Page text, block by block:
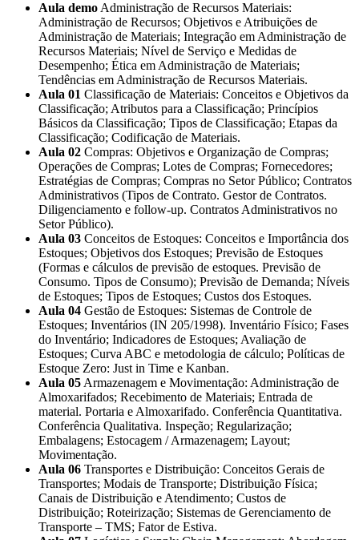
Aula demo Administração de Recursos Materiais:
Administração de Recursos; Objetivos e Atribuições de
Administração de Materiais; Integração em Administração de
Recursos Materiais; Nível de Serviço e Medidas de
Desempenho; Ética em Administração de Materiais;
Tendências em Administração de Recursos Materiais.
Aula 01 Classificação de Materiais: Conceitos e Objetivos da
Classificação; Atributos para a Classificação; Princípios
Básicos da Classificação; Tipos de Classificação; Etapas da
Classificação; Codificação de Materiais.
Aula 02 Compras: Objetivos e Organização de Compras;
Operações de Compras; Lotes de Compras; Fornecedores;
Estratégias de Compras; Compras no Setor Público; Contratos
Administrativos (Tipos de Contrato. Gestor de Contratos.
Diligenciamento e follow-up. Contratos Administrativos no
Setor Público).
Aula 03 Conceitos de Estoques: Conceitos e Importância dos
Estoques; Objetivos dos Estoques; Previsão de Estoques
(Formas e cálculos de previsão de estoques. Previsão de
Consumo. Tipos de Consumo); Previsão de Demanda; Níveis
de Estoques; Tipos de Estoques; Custos dos Estoques.
Aula 04 Gestão de Estoques: Sistemas de Controle de
Estoques; Inventários (IN 205/1998). Inventário Físico; Fases
do Inventário; Indicadores de Estoques; Avaliação de
Estoques; Curva ABC e metodologia de cálculo; Políticas de
Estoque Zero: Just in Time e Kanban.
Aula 05 Armazenagem e Movimentação: Administração de
Almoxarifados; Recebimento de Materiais; Entrada de
material. Portaria e Almoxarifado. Conferência Quantitativa.
Conferência Qualitativa. Inspeção; Regularização;
Embalagens; Estocagem / Armazenagem; Layout;
Movimentação.
Aula 06 Transportes e Distribuição: Conceitos Gerais de
Transportes; Modais de Transporte; Distribuição Física;
Canais de Distribuição e Atendimento; Custos de
Distribuição; Roteirização; Sistemas de Gerenciamento de
Transporte – TMS; Fator de Estiva.